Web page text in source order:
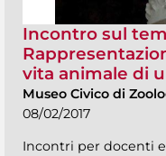
Incontro sul
vita animale di
Museo Civico di
08/02/2017
Incontri per docenti